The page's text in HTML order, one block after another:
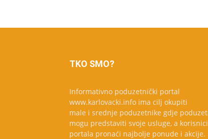
TKO SMO?
Informativno poduzetnički portal
www.karlovacki.info ima cilj okupiti
male i srednje poduzetnike gdje
mogu predstaviti svoje usluge, a korisnici
portala pronaći najbolje ponude i akcije.